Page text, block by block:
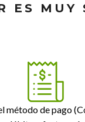
ES MUY
método de pago